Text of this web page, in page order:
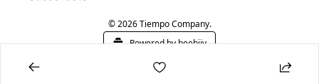
© 2026 Tiempo Company.
Powered by beehiiv